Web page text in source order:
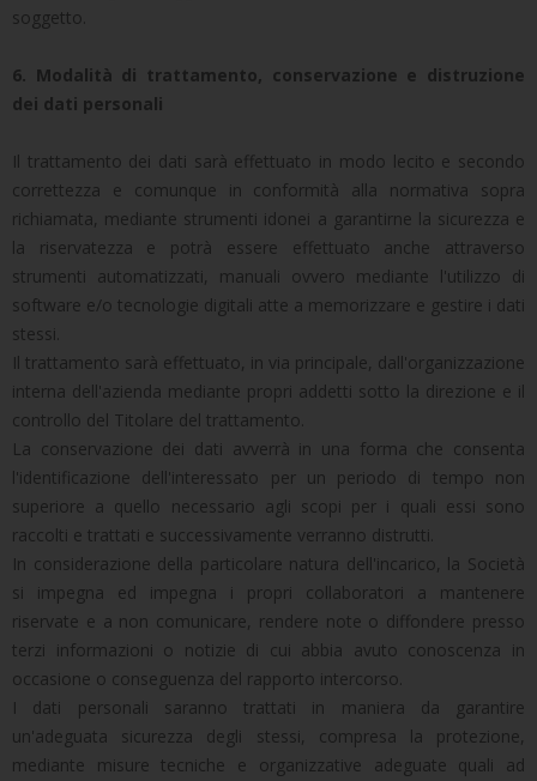
soggetto.
6. Modalità di trattamento, conservazione e distruzione
dei dati personali
Il trattamento dei dati sarà effettuato in modo lecito e secondo
correttezza e comunque in conformità alla normativa sopra
richiamata, mediante strumenti idonei a garantirne la sicurezza e
la riservatezza e potrà essere effettuato anche attraverso
strumenti automatizzati, manuali ovvero mediante l'utilizzo di
software e/o tecnologie digitali atte a memorizzare e gestire i dati
stessi.
Il trattamento sarà effettuato, in via principale, dall'organizzazione
interna dell'azienda mediante propri addetti sotto la direzione e il
controllo del Titolare del trattamento.
La conservazione dei dati avverrà in una forma che consenta
l'identificazione dell'interessato per un periodo di tempo non
superiore a quello necessario agli scopi per i quali essi sono
raccolti e trattati e successivamente verranno distrutti.
In considerazione della particolare natura dell'incarico, la Società
si impegna ed impegna i propri collaboratori a mantenere
riservate e a non comunicare, rendere note o diffondere presso
terzi informazioni o notizie di cui abbia avuto conoscenza in
occasione o conseguenza del rapporto intercorso.
I dati personali saranno trattati in maniera da garantire
un'adeguata sicurezza degli stessi, compresa la protezione,
mediante misure tecniche e organizzative adeguate quali ad